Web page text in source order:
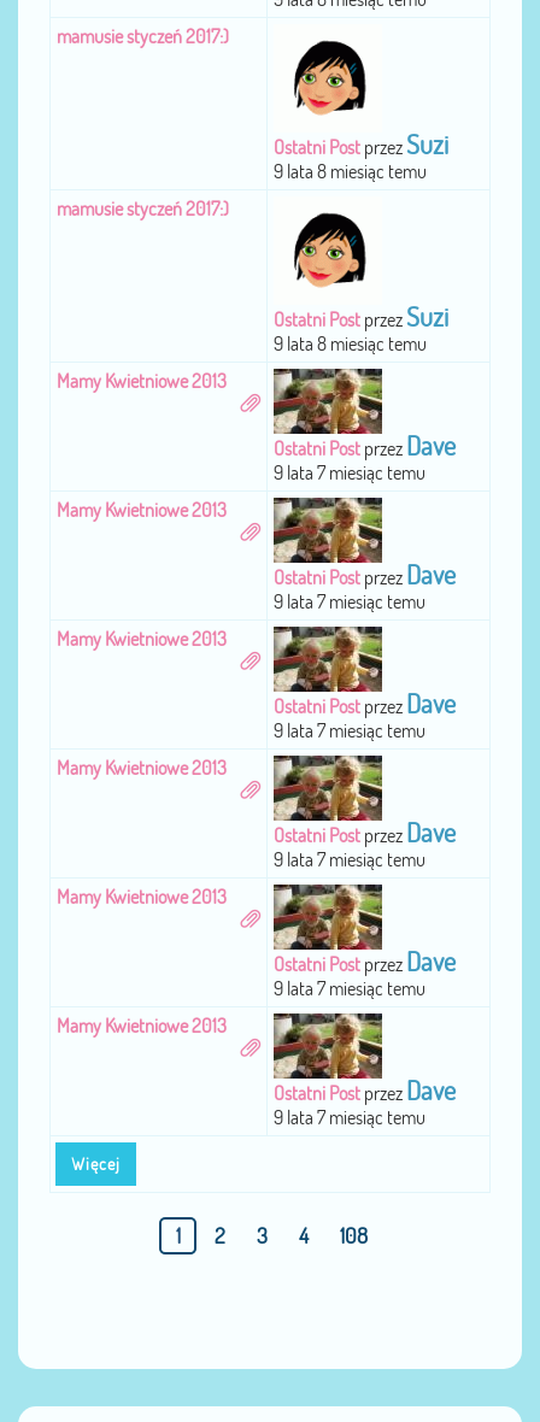
Więcej
mamusie styczeń 2017:)
Ostatni Post przezSuzi
9 lata 8 miesiąc temu
mamusie styczeń 2017:)
Ostatni Post przezSuzi
9 lata 8 miesiąc temu
Mamy Kwietniowe 2013
Ostatni Post przez Dave
9 lata 7 miesiąc temu
Mamy Kwietniowe 2013
Ostatni Post przez Dave
9 lata 7 miesiąc temu
Mamy Kwietniowe 2013
Ostatni Post przez Dave
9 lata 7 miesiąc temu
Mamy Kwietniowe 2013
Ostatni Post przez Dave
9 lata 7 miesiąc temu
Mamy Kwietniowe 2013
Ostatni Post przez Dave
9 lata 7 miesiąc temu
Mamy Kwietniowe 2013
Ostatni Post przez Dave
9 lata 7 miesiąc temu
1 2 3 4 108